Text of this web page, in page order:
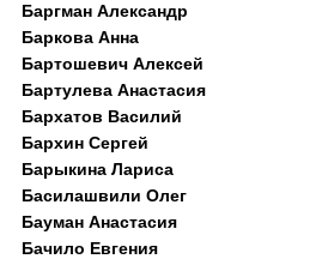
Баргман Александр
Баркова Анна
Бартошевич Алексей
Бартулева Анастасия
Бархатов Василий
Бархин Сергей
Барыкина Лариса
Басилашвили Олег
Бауман Анастасия
Бачило Евгения